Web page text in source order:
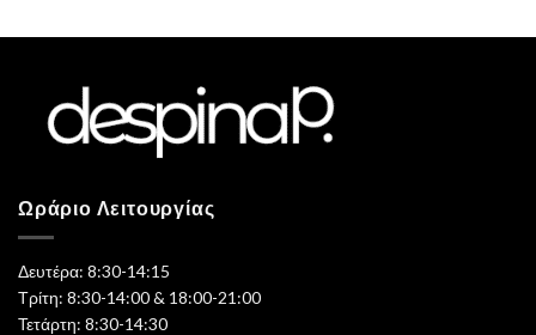
Ωράριο Λειτουργίας
Δευτέρα: 8:30-14:15
Τρίτη: 8:30-14:00 & 18:00-21:00
Τετάρτη: 8:30-14:30